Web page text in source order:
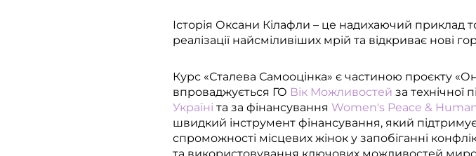
Історія Оксани Кілафли – це надихаючий приклад
реалізації найсміливіших мрій та відкриває нові
Курс «Сталева Самооцінка» є частиною проєкту
впроваджується ГО Вік Можливостей за технічної
Україні та за фінансування Women's Peace &
швидкий інструмент фінансування, який
спроможності місцевих жінок у запобіганні